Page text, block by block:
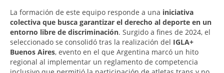
La formación de este equipo responde a una iniciativa
colectiva que busca garantizar el derecho al deporte en un
entorno libre de discriminación. Surgido a fines de 2024, el
seleccionado se consolidó tras la realización del IGLA+
Buenos Aires, evento en el que Argentina marcó un hito
regional al implementar un reglamento de competencia